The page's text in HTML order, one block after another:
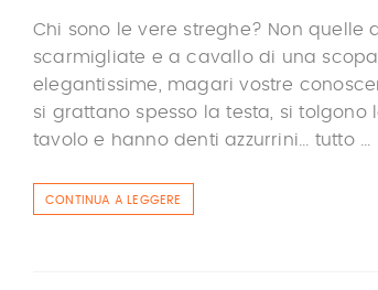
Chi sono le vere streghe? Non quelle
scarmigliate e a cavallo di una
elegantissime, magari vostre
si grattano spesso la testa, si tolgono
tavolo e hanno denti azzurrini... tutto ...
CONTINUA A LEGGERE